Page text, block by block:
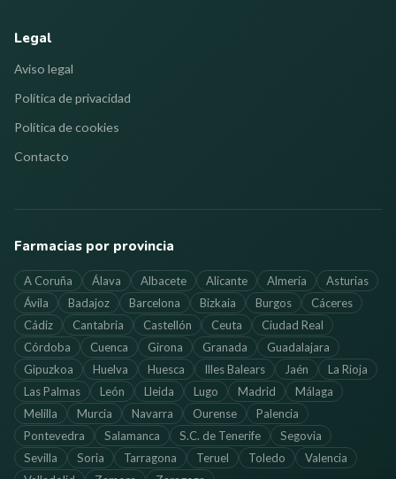
Legal
Aviso legal
Política de privacidad
Política de cookies
Contacto
Farmacias por provincia
A Coruña Álava Albacete Alicante Almería
Asturias
Ávila
Badajoz Barcelona Bizkaia Burgos
Cáceres
Cádiz
Cantabria Castellón Ceuta
Ciudad Real
Córdoba
Cuenca Girona Granada
Guadalajara
Gipuzkoa
Huelva Huesca Illes Balears Jaén
La Rioja
Las Palmas
León Lleida Lugo Madrid
Málaga
Melilla
Murcia Navarra Ourense
Palencia
Pontevedra
Salamanca S.C. de Tenerife
Segovia
Sevilla
Soria Tarragona Teruel Toledo
Valencia